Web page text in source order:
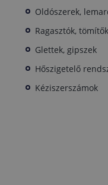
Oldószerek,
Ragasztók, tömítők
Glettek, gipszek
Hőszigetelő
Kéziszerszámok